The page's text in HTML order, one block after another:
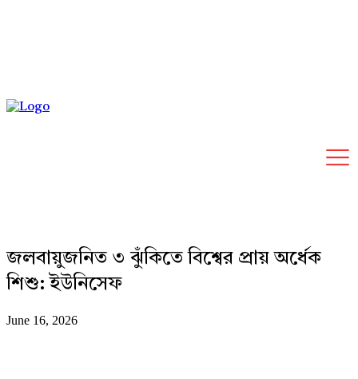
জলবায়ুজনিত ৩ ঝুঁকিতে বিশ্বের প্রায় অর্ধেক
শিশু: ইউনিসেফ
June 16, 2026